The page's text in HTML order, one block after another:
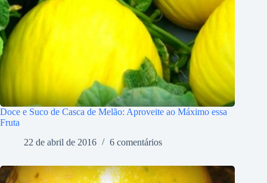
Doce e Suco de Casca de Melão: Aproveite ao Máximo essa
Fruta
22 de abril de 2016
6 comentários